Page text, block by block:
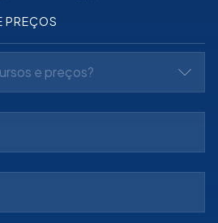
PREÇOS
e preços?